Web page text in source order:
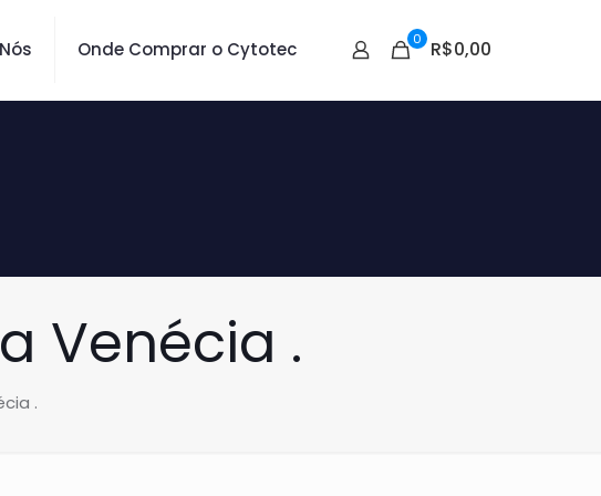
Onde Comprar o Cytotec 0 R$0,00
Venécia .
.